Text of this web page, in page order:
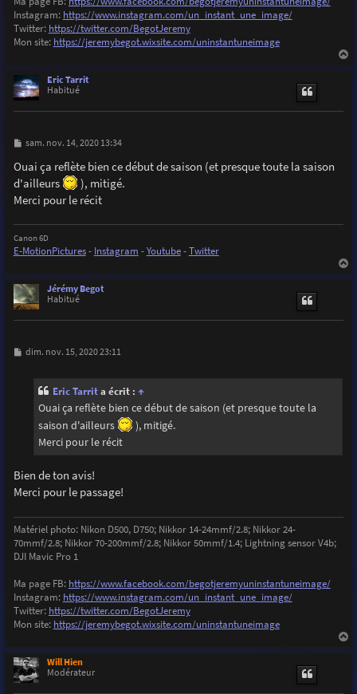
Instagram: https://www.instagram.com/un_instant_une_image/
Twitter: https://twitter.com/BegotJeremy
Mon site: https://jeremybegot.wixsite.com/uninstantuneimage
Eric Tarrit
Habitué
M
s
s
a
e
sam. nov. 14, 2020 13:34
Ouai ça reflète bien ce début de saison (et presque toute la saison
d'ailleurs
), mitigé.
Merci pour le récit
Canon 6D
E-MotionPictures- Instagram -Youtube-Twitter
Jérémy Begot
Habitué
M
dim. nov. 15, 2020 23:11
Eric Tarrita écrit : ↑
Ouai ça reflète bien ce début de saison (et presque toute la
saison d'ailleurs
), mitigé.
Merci pour le récit
Bien de ton avis!
Merci pour le passage!
Matériel photo: Nikon D500, D750; Nikkor 14-24mmf/2.8; Nikkor 24-
70mmf/2.8; Nikkor 70-200mmf/2.8; Nikkor 50mmf/1.4; Lightning sensor V4b;
DJI Mavic Pro 1
Ma page FB: https://www.facebook.com/begotjeremyuninstantuneimage/
Instagram: https://www.instagram.com/un_instant_une_image/
Twitter: https://twitter.com/BegotJeremy
Mon site: https://jeremybegot.wixsite.com/uninstantuneimage
Will Hien
Modérateur